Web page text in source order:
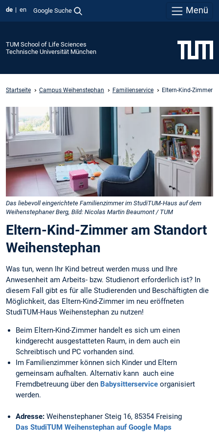
de en Google Suche Menü
TUM School of Life Sciences
Technische Universität München
Startseite Campus Weihenstephan Familienservice Eltern-Kind-Zimmer
Das liebevoll eingerichtete Familienzimmer im StudiTUM-Haus auf dem
Weihenstephaner Berg, Bild: Nicolas Martin Beaumont / TUM
Eltern-Kind-Zimmer am Standort
Weihenstephan
Was tun, wenn Ihr Kind betreut werden muss und Ihre
Anwesenheit am Arbeits- bzw. Studienort erforderlich ist? In
diesem Fall gibt es für alle Studierenden und Beschäftigten die
Möglichkeit, das Eltern-Kind-Zimmer im neu eröffneten
StudiTUM-Haus Weihenstephan zu nutzen!
Beim Eltern-Kind-Zimmer handelt es sich um einen
kindgerecht ausgestatteten Raum, in dem auch ein
Schreibtisch und PC vorhanden sind.
Im Familienzimmer können sich Kinder und Eltern
gemeinsam aufhalten. Alternativ kann auch eine
Fremdbetreuung über den Babysitterservice organisiert
werden.
Adresse: Weihenstephaner Steig 16, 85354 Freising
Das StudiTUM Weihenstephan auf Google Maps